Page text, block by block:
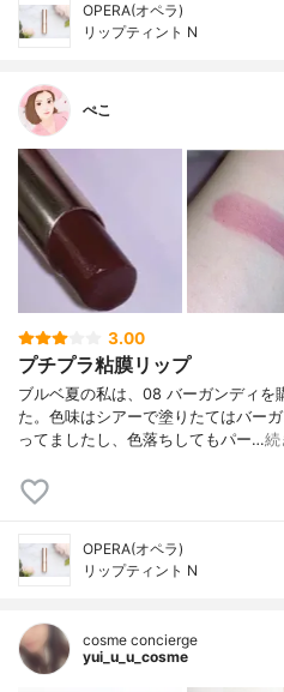
OPERA(オペラ)
リップティント N
ぺこ
3.00
プチプラ粘膜リップ
ブルベ夏の私は、08 バーガンディを
た。色味はシアーで塗りたてはバー
ってましたし、色落ちしてもパー…続
OPERA(オペラ)
リップティント N
cosme concierge
yui_u_u_cosme